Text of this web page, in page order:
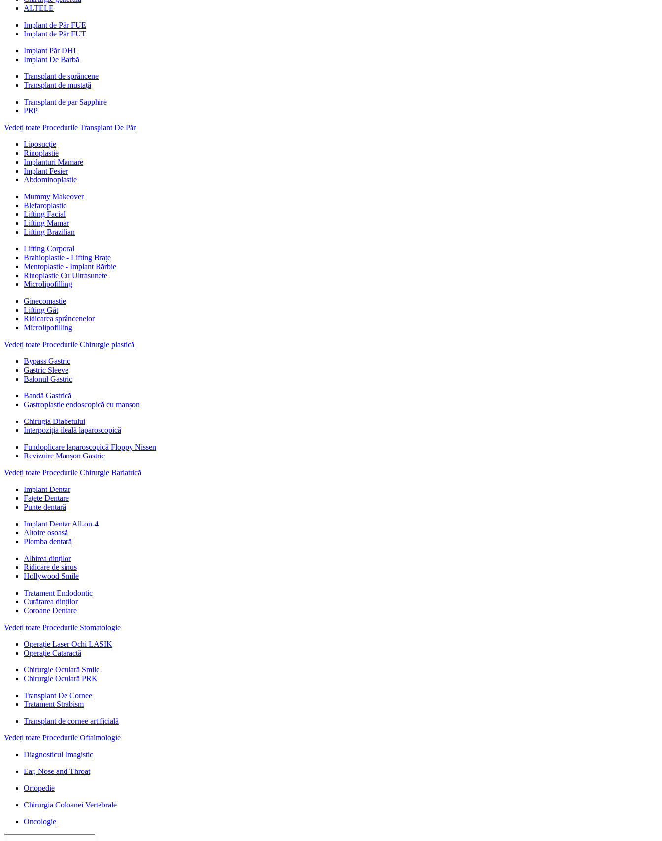
ALTELE
Implant de Păr FUE
Implant de Păr FUT
Implant Păr DHI
Implant De Barbă
Transplant de sprâncene
Transplant de mustață
Transplant de par Sapphire
PRP
Vedeți toate Procedurile Transplant De Păr
Liposucție
Rinoplastie
Implanturi Mamare
Implant Fesier
Abdominoplastie
Mummy Makeover
Blefaroplastie
Lifting Facial
Lifting Mamar
Lifting Brazilian
Lifting Corporal
Brahioplastie - Lifting Brațe
Mentoplastie - Implant Bărbie
Rinoplastie Cu Ultrasunete
Microlipofilling
Ginecomastie
Lifting Gât
Ridicarea sprâncenelor
Microlipofilling
Vedeți toate Procedurile Chirurgie plastică
Bypass Gastric
Gastric Sleeve
Balonul Gastric
Bandă Gastrică
Gastroplastie endoscopică cu manșon
Chirugia Diabetului
Interpoziția ileală laparoscopică
Fundoplicare laparoscopică Floppy Nissen
Revizuire Manșon Gastric
Vedeți toate Procedurile Chirurgie Bariatrică
Implant Dentar
Fațete Dentare
Punte dentară
Implant Dentar All-on-4
Altoire osoasă
Plomba dentară
Albirea dinților
Ridicare de sinus
Hollywood Smile
Tratament Endodontic
Curățarea dinților
Coroane Dentare
Vedeți toate Procedurile Stomatologie
Operație Laser Ochi LASIK
Operație Cataractă
Chirurgie Oculară Smile
Chirurgie Oculară PRK
Transplant De Cornee
Tratament Strabism
Transplant de cornee artificială
Vedeți toate Procedurile Oftalmologie
Diagnosticul Imagistic
Ear, Nose and Throat
Ortopedie
Chirurgia Coloanei Vertebrale
Oncologie